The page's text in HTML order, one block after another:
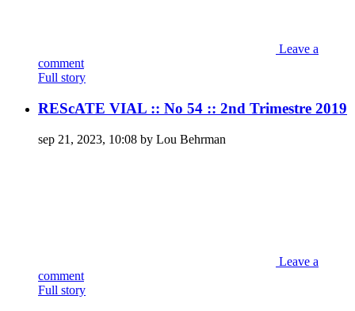
Leave a
comment
Full story
REScATE VIAL :: No 54 :: 2nd Trimestre 2019
sep 21, 2023, 10:08 by Lou Behrman
Leave a
comment
Full story